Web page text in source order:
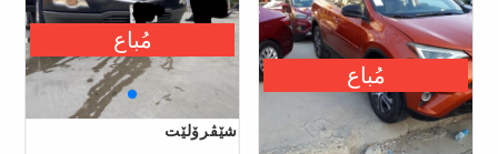
مُباع
شێڤرۆلێت
مُباع